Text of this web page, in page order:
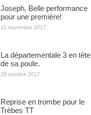
Joseph, Belle performance
pour une première!
15 novembre 2017
La départementale 3 en tête
de sa poule.
28 octobre 2017
Reprise en trombe pour le
Trèbes TT